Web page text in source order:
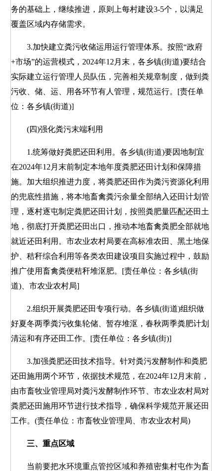
务的基础上，继续推进，原则上每村建设3-5个，以满足
覆盖区域内存储需求。
3.加快建立粪污收储运用运行管理体系。按照“政府
+市场”的运营模式，2024年12月末，各乡镇(街道)要结合
实际建立运行管理人员队伍，完善相关规章制度，做到粪
污收、储、运、用各环节有人管理，规范运行。[责任单
位：各乡镇(街道)]
(四)强化粪污末端利用
1.统筹做好粪肥还田利用。各乡镇(街道)要因地制宜
在2024年12月末前制定本地年度粪肥还田计划和保障措
施。加大组织推进力度，将粪肥还田作为粪污资源化利用
的兜底性措施，将本地畜禽粪污余量全部纳入还田计划管
理，逐村逐屯制定粪肥还田计划，按照粪肥量匹配还田土
地，彻底打开粪肥还田出口，推动本地畜禽粪肥全部就地
就近还田利用。市农业农村局要在高标准农田、黑土地保
护、秸秆综合利用等各类农田建设项目实施过程中，鼓励
推广使用畜禽粪便秸秆堆沤肥。[责任单位：各乡镇(街
道)、市农业农村局]
2.组织开展粪肥还田专项行动。各乡镇(街道)组织做
好夏冬两季粪污收集轮储、暂存堆沤，春秋两季粪肥计划
清运和有序还田工作。[责任单位：各乡镇(街)]
3.加强粪肥还田技术指导。针对粪污发酵制作和粪肥
还田施用两个环节，依据技术规范，在2024年12月末前，
由市畜牧业管理局对粪污发酵制作环节、市农业农村局对
粪肥还田施用环节进行技术指导，确保科学规范开展还田
工作。(责任单位：市畜牧业管理局、市农业农村局)
三、重点区域
当前要把水环境重点管控区域和养殖密集村屯作为畜